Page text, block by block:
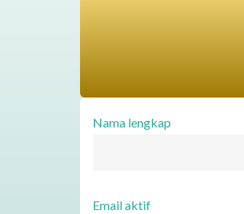
Nama lengkap
Email aktif